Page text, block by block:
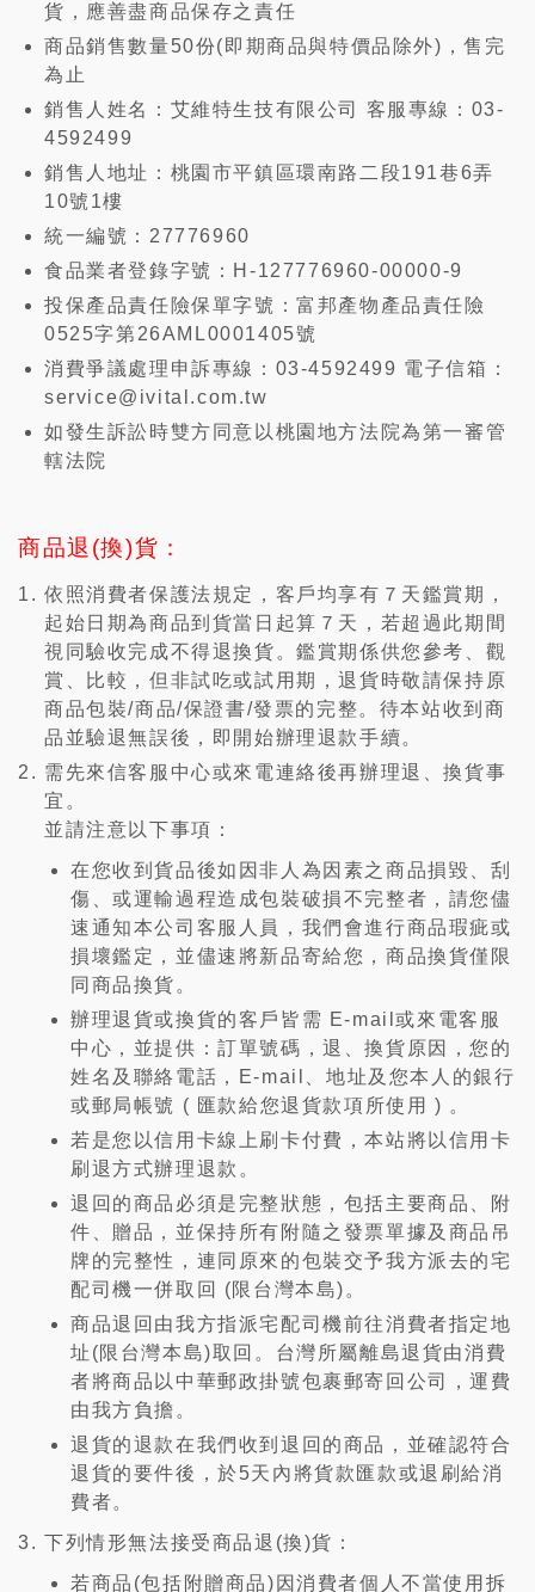
貨，應善盡商品保存之責任
商品銷售數量50份(即期商品與特價品除外)，售完
為止
銷售人姓名：艾維特生技有限公司 客服專線：03-
4592499
銷售人地址：桃園市平鎮區環南路二段191巷6弄
10號1樓
統一編號：27776960
食品業者登錄字號：H-127776960-00000-9
投保產品責任險保單字號：富邦產物產品責任險
0525字第26AML0001405號
消費爭議處理申訴專線：03-4592499 電子信箱：
service@ivital.com.tw
如發生訴訟時雙方同意以桃園地方法院為第一審管
轄法院
商品退(換)貨：
依照消費者保護法規定，客戶均享有７天鑑賞期，
起始日期為商品到貨當日起算７天，若超過此期間
視同驗收完成不得退換貨。鑑賞期係供您參考、觀
賞、比較，但非試吃或試用期，退貨時敬請保持原
商品包裝/商品/保證書/發票的完整。待本站收到商
品並驗退無誤後，即開始辦理退款手續。
需先來信客服中心或來電連絡後再辦理退、換貨事
宜。
並請注意以下事項：
在您收到貨品後如因非人為因素之商品損毀、刮
傷、或運輸過程造成包裝破損不完整者，請您儘
速通知本公司客服人員，我們會進行商品瑕疵或
損壞鑑定，並儘速將新品寄給您，商品換貨僅限
同商品換貨。
辦理退貨或換貨的客戶皆需 E-mail或來電客服
中心，並提供：訂單號碼，退、換貨原因，您的
姓名及聯絡電話，E-mail、地址及您本人的銀行
或郵局帳號 ( 匯款給您退貨款項所使用 ) 。
若是您以信用卡線上刷卡付費，本站將以信用卡
刷退方式辦理退款。
退回的商品必須是完整狀態，包括主要商品、附
件、贈品，並保持所有附隨之發票單據及商品吊
牌的完整性，連同原來的包裝交予我方派去的宅
配司機一併取回 (限台灣本島)。
商品退回由我方指派宅配司機前往消費者指定地
址(限台灣本島)取回。台灣所屬離島退貨由消費
者將商品以中華郵政掛號包裹郵寄回公司，運費
由我方負擔。
退貨的退款在我們收到退回的商品，並確認符合
退貨的要件後，於5天內將貨款匯款或退刷給消
費者。
下列情形無法接受商品退(換)貨：
若商品(包括附贈商品)因消費者個人不當使用拆